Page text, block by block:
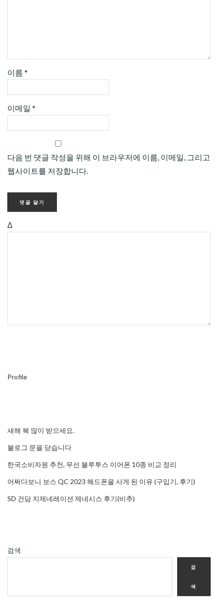
이름 *
이메일 *
다음 번 댓글 작성을 위해 이 브라우저에 이름, 이메일, 그리고
웹사이트를 저장합니다.
Δ
Profile
새해 복 많이 받으세요.
블로그 문을 닫습니다
한국소비자원 추천, 무선 블루투스 이어폰 10종 비교 정리
어쩌다보니 보스 QC 2023 헤드폰을 사게 된 이유 (구입기, 후기)
SD 건담 지제네레이션 제네시스 후기(비추)
검색
검
색